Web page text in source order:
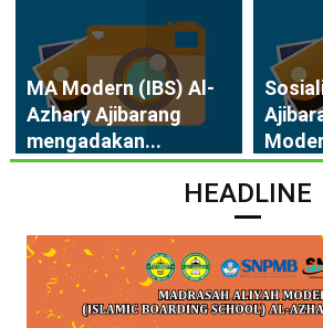
MA Modern (IBS) Al-
Azhary Ajibarang
mengadakan...
HEADLINE